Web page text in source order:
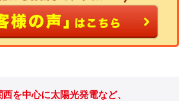
を中心に太陽光発電など、